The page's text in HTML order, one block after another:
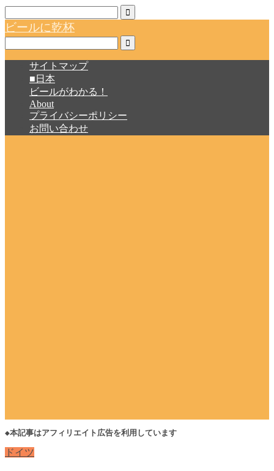
ビールに乾杯
サイトマップ
■日本
ビールがわかる！
About
プライバシーポリシー
お問い合わせ
◆本記事はアフィリエイト広告を利用しています
ドイツ